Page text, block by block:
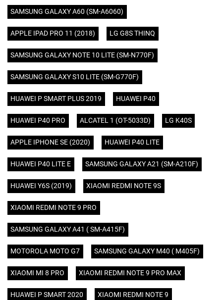
SAMSUNG GALAXY A60 (SM-A6060)
APPLE IPAD PRO 11 (2018) LG G8S THINQ
SAMSUNG GALAXY NOTE 10 LITE (SM-N770F)
SAMSUNG GALAXY S10 LITE (SM-G770F)
HUAWEI P SMART PLUS 2019 HUAWEI P40
HUAWEI P40 PRO ALCATEL 1 (OT-5033D) LG K40S
APPLE IPHONE SE (2020) HUAWEI P40 LITE
HUAWEI P40 LITE E SAMSUNG GALAXY A21 (SM-A210F)
HUAWEI Y6S (2019) XIAOMI REDMI NOTE 9S
XIAOMI REDMI NOTE 9 PRO
SAMSUNG GALAXY A41 ( SM-A415F)
MOTOROLA MOTO G7 SAMSUNG GALAXY M40 ( M405F)
XIAOMI MI 8 PRO XIAOMI REDMI NOTE 9 PRO MAX
HUAWEI P SMART 2020 XIAOMI REDMI NOTE 9